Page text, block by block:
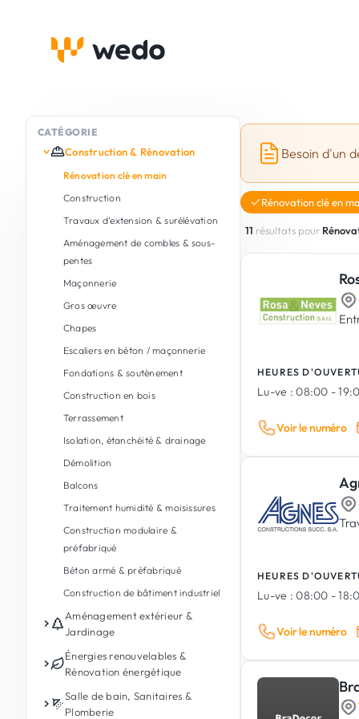
CATÉGORIE
Construction & Rénovation
Rénovation clé en main
Construction
Travaux d'extension & surélévation
Aménagement de combles & sous-
pentes
Maçonnerie
Gros œuvre
Chapes
Escaliers en béton / maçonnerie
Fondations & soutènement
Construction en bois
Terrassement
Isolation, étanchéité & drainage
Démolition
Balcons
Traitement humidité & moisissures
Construction modulaire &
préfabriqué
Béton armé & préfabriqué
Construction de bâtiment industriel
Aménagement extérieur &
Jardinage
Entretien de jardin
Conception de jardin & paysages
Aménagement extérieur
Énergies renouvelables &
Rénovation énergétique
Photovoltaïque
Salle de bain, Sanitaires &
Plomberie
Besoin d'un
Rénovation clé en
11 résultats pour
HEURES
Lu-ve : 08:00 -
Voir le numéro
HEURES
Lu-ve : 08:00 -
Voir le numéro